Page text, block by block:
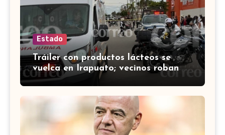
Estado
Tráiler con productos lácteos se
vuelca en Irapuato; vecinos roban
carga en lugar de auxiliar a heridos